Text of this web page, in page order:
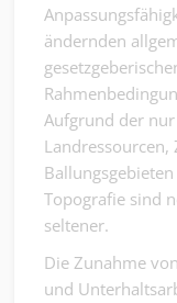
ändernden
Aufgrund der
Landressourcen,
Topografie sind
seltener.
Die Zunahme
und